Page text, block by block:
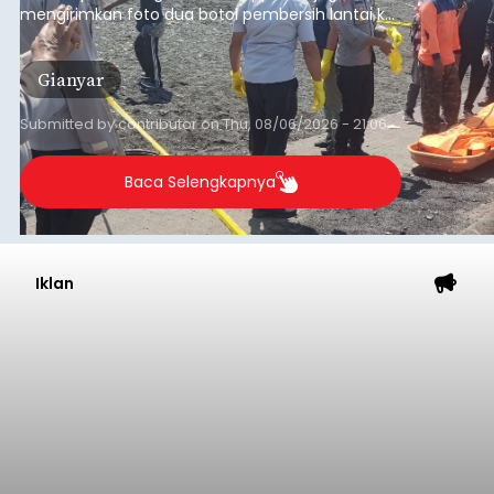
balitribune.co.id I Bangli -Serangkian
memperingati hari ulang tahun Kemerdekaan
Republik Indonesia ( HUT RI) ke-81, Rumah
Tahanan Negara Kelas II B Bangli menggelar
kegiatan pemeriksaan kesehatan gratis, Rabu
(6/8/2026).
Submitted bycontributoronThu, 08/06/2026 - 20:56